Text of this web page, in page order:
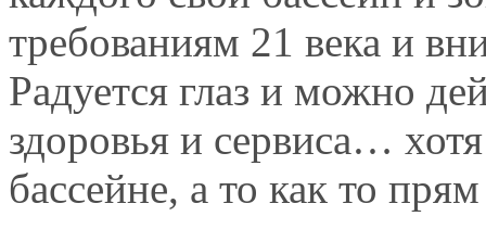
требованиям 21 века и
Радуется глаз и можно
здоровья и сервиса…
бассейне, а то как то